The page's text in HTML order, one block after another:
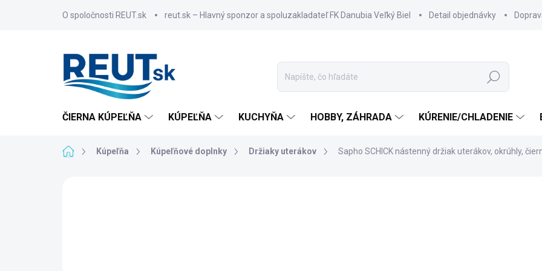
O spoločnosti REUT.sk reut.sk – Hlavný sponzor a spoluzakladateľ FK Danubia Veľký Biel Detail objednávky
Hľadať
ČIERNA KÚPEĽŇA KÚPEĽŇA KUCHYŇA HOBBY, ZÁHRADA KÚRENIE/CHLADENIE
DomovKúpeľňa Kúpeľňové doplnky Držiaky uterákov Sapho SCHICK nástenný držiak uterákov, okrúhly,